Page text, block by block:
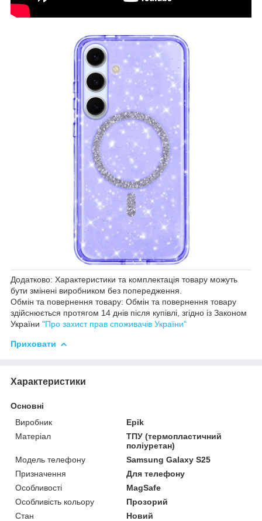
Додатково: Характеристики та комплектація товару можуть
бути змінені виробником без попередження.
Обмін та повернення товару: Обмін та повернення товару
здійснюється протягом 14 днів після купівлі, згідно із Законом
України "Про захист прав споживачів України"
Приховати
Характеристики
Основні
Виробник
Epik
Матеріал
ТПУ (термопластичний
поліуретан)
Модель телефону
Samsung Galaxy S25
Призначення
Для телефону
Особливості
MagSafe
Особливість кольору
Прозорий
Стан
Новий